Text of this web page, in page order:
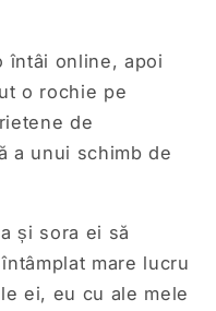
întâi online, apoi
o rochie pe
de
a unui schimb de
și sora ei să
mare lucru
ei, eu cu ale mele